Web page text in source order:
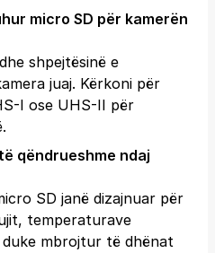
micro SD për kamerën
shpejtësinë e
juaj. Kërkoni për
I ose UHS-II për
qëndrueshme ndaj
SD janë dizajnuar për
temperaturave
mbrojtur të dhënat